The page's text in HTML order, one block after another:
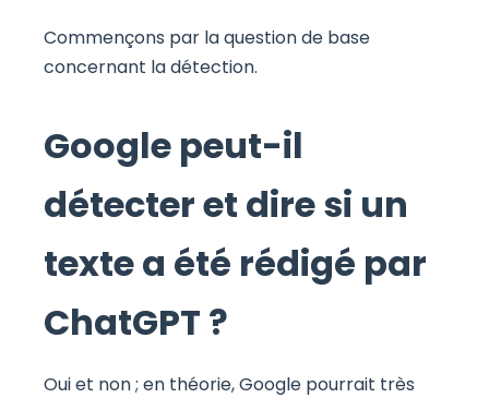
Commençons par la question de base
concernant la détection.
Google peut-il
détecter et dire si un
texte a été rédigé par
ChatGPT ?
Oui et non ; en théorie, Google pourrait très